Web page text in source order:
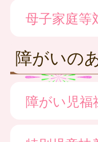
母子家庭等
障がいの
障がい児福